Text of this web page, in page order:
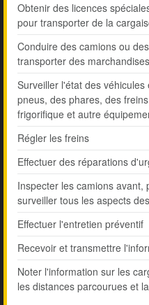
Obtenir des licences
pour transporter de la
Conduire des camions ou
transporter des
Surveiller l'état des
pneus, des phares, des
frigorifique et autre
Régler les freins
Effectuer des réparations
Inspecter les camions
surveiller tous les aspects
Effectuer l'entretien préventif
Recevoir et transmettre
Noter l'information sur les
les distances parcourues et